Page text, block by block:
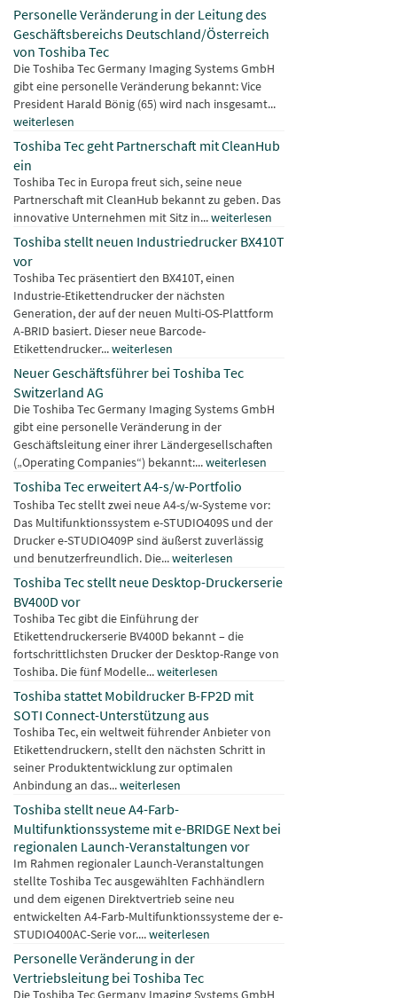
Personelle Veränderung in der Leitung des
Geschäftsbereichs Deutschland/Österreich
von Toshiba Tec
Die Toshiba Tec Germany Imaging Systems GmbH
gibt eine personelle Veränderung bekannt: Vice
President Harald Bönig (65) wird nach insgesamt...
weiterlesen
Toshiba Tec geht Partnerschaft mit CleanHub
ein
Toshiba Tec in Europa freut sich, seine neue
Partnerschaft mit CleanHub bekannt zu geben. Das
innovative Unternehmen mit Sitz in...weiterlesen
Toshiba stellt neuen Industriedrucker BX410T
vor
Toshiba Tec präsentiert den BX410T, einen
Industrie-Etikettendrucker der nächsten
Generation, der auf der neuen Multi-OS-Plattform
A-BRID basiert. Dieser neue Barcode-
Etikettendrucker...weiterlesen
Neuer Geschäftsführer bei Toshiba Tec
Switzerland AG
Die Toshiba Tec Germany Imaging Systems GmbH
gibt eine personelle Veränderung in der
Geschäftsleitung einer ihrer Ländergesellschaften
(„Operating Companies“) bekannt:...weiterlesen
Toshiba Tec erweitert A4-s/w-Portfolio
Toshiba Tec stellt zwei neue A4-s/w-Systeme vor:
Das Multifunktionssystem e-STUDIO409S und der
Drucker e-STUDIO409P sind äußerst zuverlässig
und benutzerfreundlich. Die...weiterlesen
Toshiba Tec stellt neue Desktop-Druckerserie
BV400D vor
Toshiba Tec gibt die Einführung der
Etikettendruckerserie BV400D bekannt – die
fortschrittlichsten Drucker der Desktop-Range von
Toshiba. Die fünf Modelle...weiterlesen
Toshiba stattet Mobildrucker B-FP2D mit
SOTI Connect-Unterstützung aus
Toshiba Tec, ein weltweit führender Anbieter von
Etikettendruckern, stellt den nächsten Schritt in
seiner Produktentwicklung zur optimalen
Anbindung an das...weiterlesen
Toshiba stellt neue A4-Farb-
Multifunktionssysteme mit e-BRIDGE Next bei
regionalen Launch-Veranstaltungen vor
Im Rahmen regionaler Launch-Veranstaltungen
stellte Toshiba Tec ausgewählten Fachhändlern
und dem eigenen Direktvertrieb seine neu
entwickelten A4-Farb-Multifunktionssysteme der e-
STUDIO400AC-Serie vor....weiterlesen
Personelle Veränderung in der
Vertriebsleitung bei Toshiba Tec
Die Toshiba Tec Germany Imaging Systems GmbH